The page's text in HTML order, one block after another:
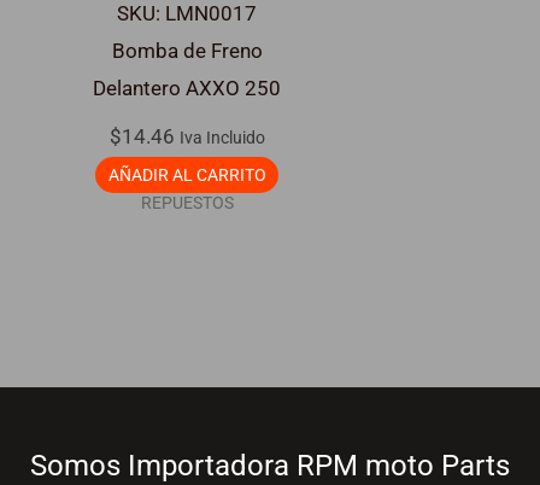
SKU: LMN0017
Bomba de Freno
Delantero AXXO 250
$14.46 Iva Incluido
AÑADIR AL CARRITO
REPUESTOS
Somos Importadora RPM moto Parts